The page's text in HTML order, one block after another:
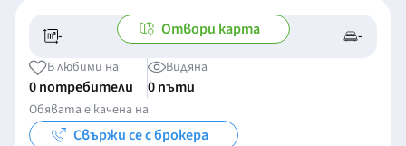
- -/- -
Отвори карта
В любими на
0 потребители
Видяна
0 пъти
Обявата е качена на
Свържи се с брокера